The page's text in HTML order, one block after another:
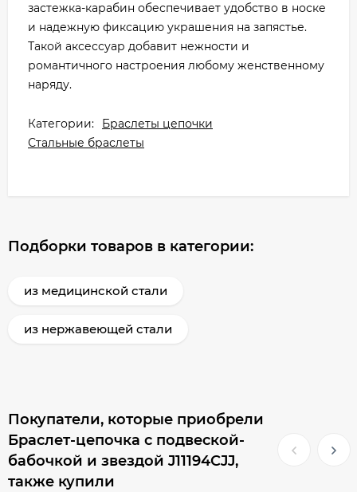
застежка-карабин обеспечивает удобство в носке
и надежную фиксацию украшения на запястье.
Такой аксессуар добавит нежности и
романтичного настроения любому женственному
наряду.
Категории:
Браслеты цепочки
Стальные браслеты
Подборки товаров в категории:
из медицинской стали
из нержавеющей стали
Покупатели, которые приобрели
Браслет-цепочка с подвеской-
бабочкой и звездой J11194CJJ,
также купили